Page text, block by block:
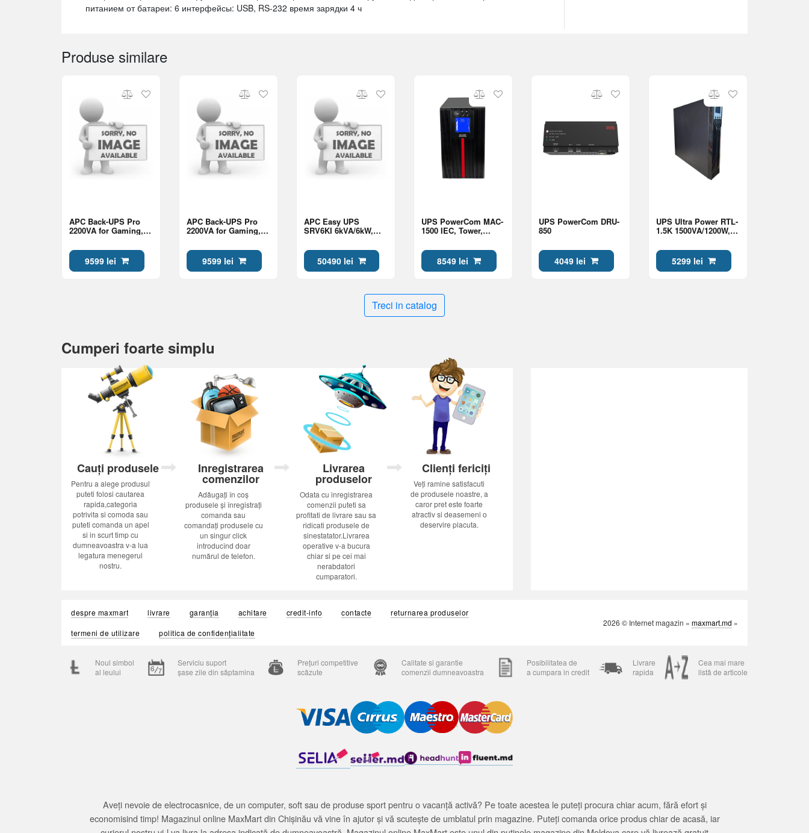
питанием от батареи: 6 интерфейсы: USB, RS-232 время зарядки 4 ч
Produse similare
APC Back-UPS Pro
2200VA for Gaming,
LCD, Black, Schuko
9599 lei
APC Back-UPS Pro
2200VA for Gaming,
LCD, White, Schuko
9599 lei
APC Easy UPS
SRV6KI 6kVA/6kW,
,Sinewave,Online,LCD,AVR,USB,RS232,Comm.
slot, 1 hard wire 3-
wire (1P + N + E)
50490 lei
UPS PowerCom MAC-
1500 IEC, Tower,
Online, LCD, RS232,
USB,SNMP SLOT,
Ex.Batt. Connector,
4*C13
8549 lei
UPS PowerCom DRU-
850
4049 lei
UPS Ultra Power RTL-
1.5K 1500VA/1200W,
Wave, LCD, AVR,
USB, RJ11/RJ45,
2*Schuko sockets,
metal case
5299 lei
Treci in catalog
Cumperi foarte simplu
Cauți produsele
Pentru a alege produsul
puteti folosi cautarea
rapida,categoria
potrivita si comoda sau
puteti comanda un apel
si in scurt timp cu
dumneavoastra v-a lua
legatura menegerul
nostru.
Inregistrarea
comenzilor
Adăugați în coș
produsele și înregistrați
comanda sau
comandați produsele cu
un singur click
introducînd doar
numărul de telefon.
Livrarea
produselor
Odata cu inregistrarea
comenzii puteti sa
profitati de livrare sau sa
ridicati produsele de
sinestatator.Livrarea
operative v-a bucura
chiar si pe cei mai
nerabdatori
cumparatori.
Clienți fericiți
Veți ramine satisfacuti
de produsele noastre, a
caror pret este foarte
atractiv si deasemeni o
deservire placuta.
despre maxmart livrare garanția achitare credit-info contacte
returnarea produselor
termeni de utilizare
politica de confidențialitate
2026 © Internet magazin « maxmart.md »
Noul simbol
al leului
Serviciu suport
șase zile din săptamina
Prețuri competitive
scăzute
Calitate si garantie
comenzii dumneavoastra
Posibilitatea de
a cumpara in credit
Livrare
rapida
Cea mai mare
listă de articole
Aveți nevoie de electrocasnice, de un computer, soft sau de produse sport pentru o vacanță activă? Pe toate acestea le puteți procura chiar acum, fără efort și
economisind timp! Magazinul online MaxMart din Chișinău vă vine în ajutor și vă scutește de umblatul prin magazine. Puteți comanda orice produs chiar de acasă, iar